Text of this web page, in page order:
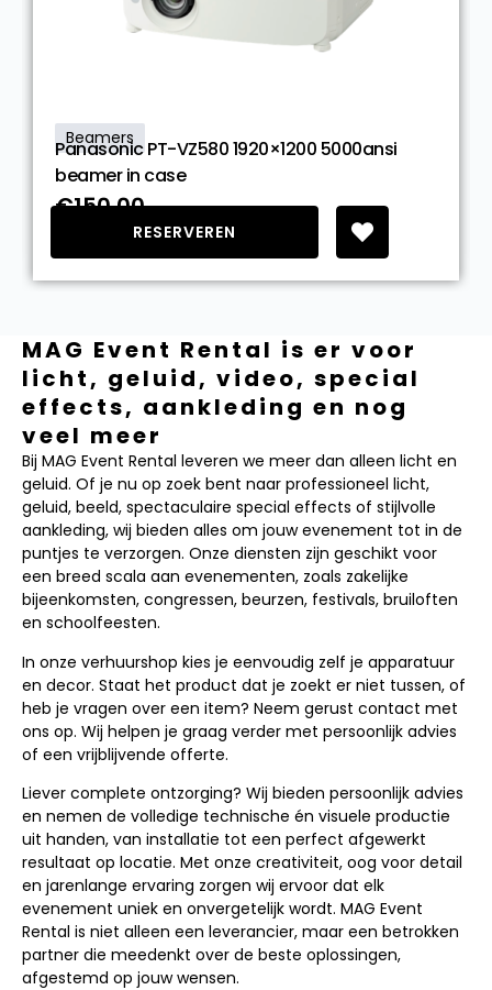
Beamers
Panasonic PT-VZ580 1920×1200 5000ansi
beamer in case
€150.00
RESERVEREN
MAG Event Rental is er voor
licht, geluid, video, special
effects, aankleding en nog
veel meer
Bij MAG Event Rental leveren we meer dan alleen licht en
geluid. Of je nu op zoek bent naar professioneel licht,
geluid, beeld, spectaculaire special effects of stijlvolle
aankleding, wij bieden alles om jouw evenement tot in de
puntjes te verzorgen. Onze diensten zijn geschikt voor
een breed scala aan evenementen, zoals zakelijke
bijeenkomsten, congressen, beurzen, festivals, bruiloften
en schoolfeesten.
In onze verhuurshop kies je eenvoudig zelf je apparatuur
en decor. Staat het product dat je zoekt er niet tussen, of
heb je vragen over een item? Neem gerust contact met
ons op. Wij helpen je graag verder met persoonlijk advies
of een vrijblijvende offerte.
Liever complete ontzorging? Wij bieden persoonlijk advies
en nemen de volledige technische én visuele productie
uit handen, van installatie tot een perfect afgewerkt
resultaat op locatie. Met onze creativiteit, oog voor detail
en jarenlange ervaring zorgen wij ervoor dat elk
evenement uniek en onvergetelijk wordt. MAG Event
Rental is niet alleen een leverancier, maar een betrokken
partner die meedenkt over de beste oplossingen,
afgestemd op jouw wensen.